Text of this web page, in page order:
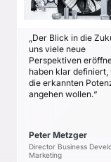
„Der Blick in die
uns viele neue
Perspektiven
haben klar
die erkannten
angehen wollen.“
Peter Metzger
Director Business
Marketing
Sicherheit,
umfassend
Erarbeitung
priorisierter
Orientierung über